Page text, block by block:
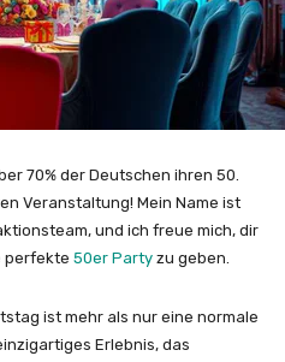
70% der Deutschen ihren 50.
Veranstaltung! Mein Name ist
und ich freue mich, dir
perfekte 50er Party zu geben.
ist mehr als nur eine normale
Erlebnis, das